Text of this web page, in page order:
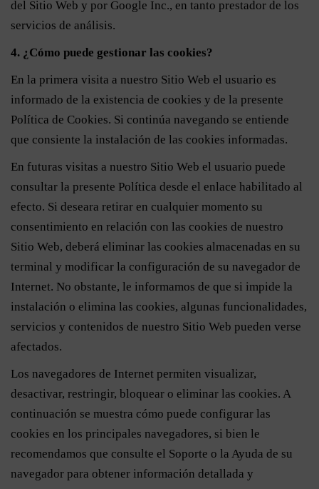
del Sitio Web y por Google Inc., en tanto prestador de los
servicios de análisis.
4. ¿Cómo puede gestionar las cookies?
En la primera visita a nuestro Sitio Web el usuario es
informado de la existencia de cookies y de la presente
Política de Cookies. Si continúa navegando se entiende
que consiente la instalación de las cookies informadas.
En futuras visitas a nuestro Sitio Web el usuario puede
consultar la presente Política desde el enlace habilitado al
efecto. Si deseara retirar en cualquier momento su
consentimiento en relación con las cookies de nuestro
Sitio Web, deberá eliminar las cookies almacenadas en su
terminal y modificar la configuración de su navegador de
Internet. No obstante, le informamos de que si impide la
instalación o elimina las cookies, algunas funcionalidades,
servicios y contenidos de nuestro Sitio Web pueden verse
afectados.
Los navegadores de Internet permiten visualizar,
desactivar, restringir, bloquear o eliminar las cookies. A
continuación se muestra cómo puede configurar las
cookies en los principales navegadores, si bien le
recomendamos que consulte el Soporte o la Ayuda de su
navegador para obtener información detallada y